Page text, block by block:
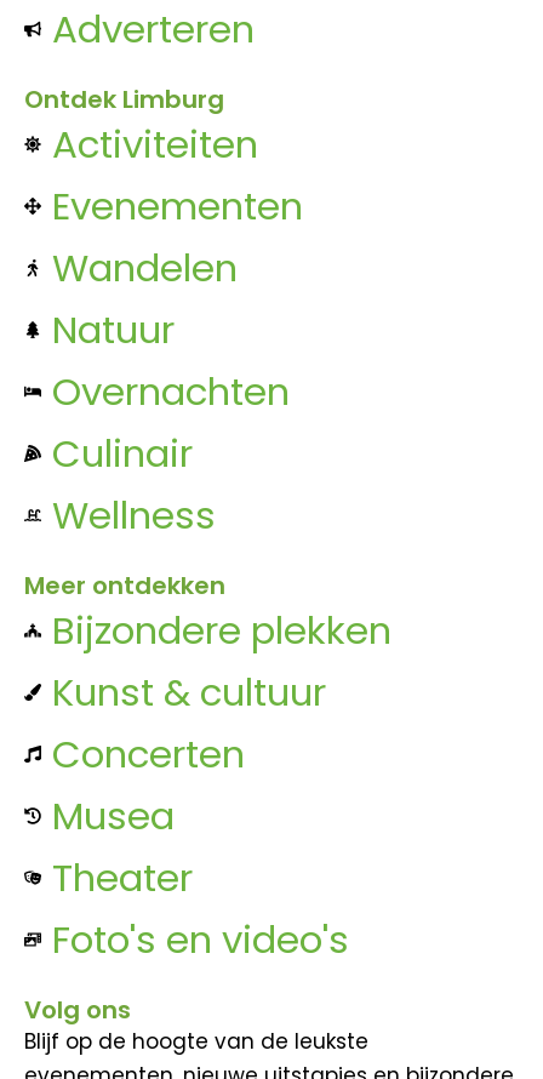
Adverteren
Ontdek Limburg
Activiteiten
Evenementen
Wandelen
Natuur
Overnachten
Culinair
Wellness
Meer ontdekken
Bijzondere plekken
Kunst & cultuur
Concerten
Musea
Theater
Foto's en video's
Volg ons
Blijf op de hoogte van de leukste